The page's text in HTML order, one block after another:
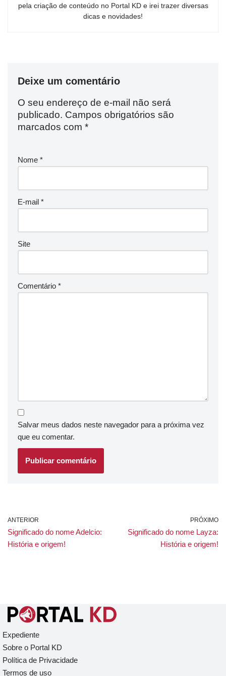
pela criação de conteúdo no Portal KD e irei trazer diversas
dicas e novidades!
Deixe um comentário
O seu endereço de e-mail não será
publicado. Campos obrigatórios são
marcados com *
Nome *
E-mail *
Site
Comentário *
Salvar meus dados neste navegador para a próxima vez
que eu comentar.
ANTERIOR
Significado do nome Adelcio:
História e origem!
PRÓXIMO
Significado do nome Layza:
História e origem!
Expediente
Sobre o Portal KD
Política de Privacidade
Termos de uso